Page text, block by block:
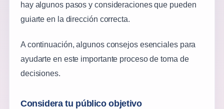
hay algunos pasos y consideraciones que pueden
guiarte en la dirección correcta.
A continuación, algunos consejos esenciales para
ayudarte en este importante proceso de toma de
decisiones.
Considera tu público objetivo